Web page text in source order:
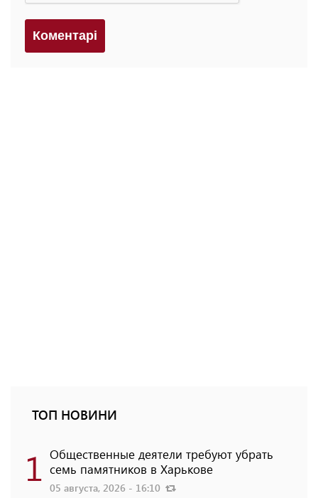
Коментарi
ТОП НОВИНИ
1 Общественные деятели требуют убрать
семь памятников в Харькове
05 августа, 2026 - 16:10